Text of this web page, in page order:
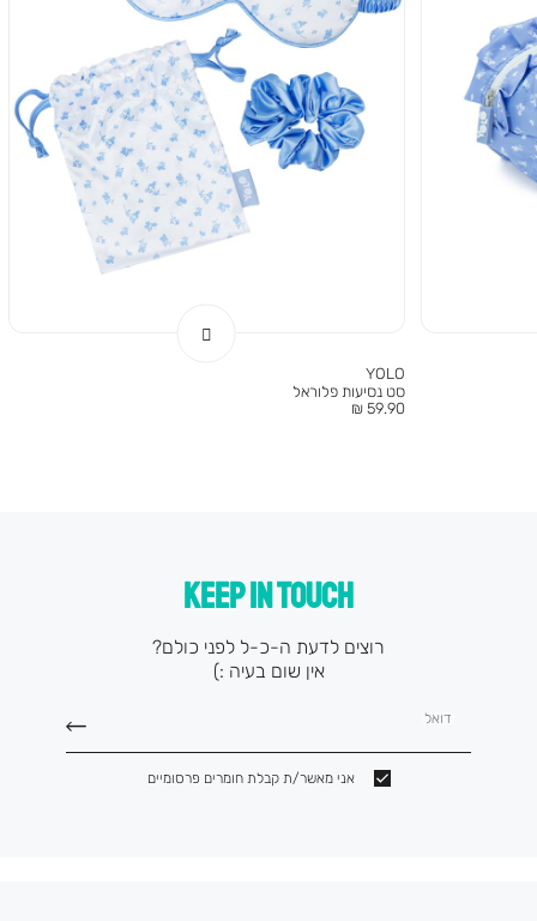
YOLO
סט נסיעות פלוראל
מחיר
59.90 ₪
KEEP IN TOUCH
רוצים לדעת ה-כ-ל לפני כולם?
אין שום בעיה :)
דואל
אני מאשר/ת קבלת חומרים פרסומיים